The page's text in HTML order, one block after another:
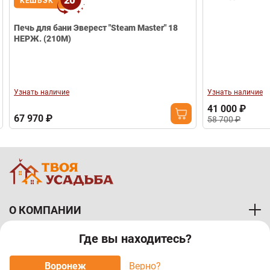
Где вы находитесь?
Воронеж Верно?
для бани Эверест "Steam Master" 18
(210М)
наличие
₽
Узнать наличие
41 000 ₽
58 700 ₽
О КОМПАНИИ
ПОКУПАТЕЛЯМ